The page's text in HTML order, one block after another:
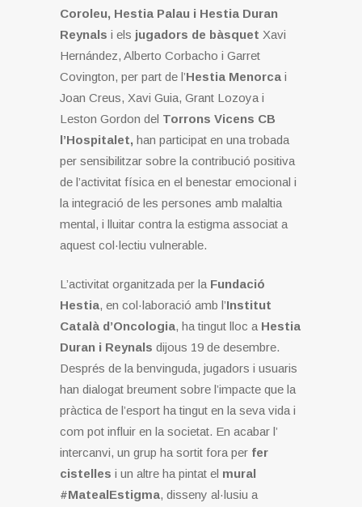
Coroleu, Hestia Palau i Hestia Duran
Reynals i els jugadors de bàsquet Xavi
Hernández, Alberto Corbacho i Garret
Covington, per part de l’Hestia Menorca i
Joan Creus, Xavi Guia, Grant Lozoya i
Leston Gordon del Torrons Vicens CB
l’Hospitalet, han participat en una trobada
per sensibilitzar sobre la contribució positiva
de l’activitat física en el benestar emocional i
la integració de les persones amb malaltia
mental, i lluitar contra la estigma associat a
aquest col·lectiu vulnerable.
L’activitat organitzada per la Fundació
Hestia, en col·laboració amb l’Institut
Català d’Oncologia, ha tingut lloc a Hestia
Duran i Reynals dijous 19 de desembre.
Després de la benvinguda, jugadors i usuaris
han dialogat breument sobre l’impacte que la
pràctica de l’esport ha tingut en la seva vida i
com pot influir en la societat. En acabar l’
intercanvi, un grup ha sortit fora per fer
cistelles i un altre ha pintat el mural
#MatealEstigma, disseny al·lusiu a